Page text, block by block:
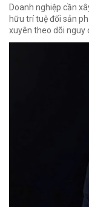
Doanh nghiệp cần
hữu trí tuệ đối sản
xuyên theo dõi nguy